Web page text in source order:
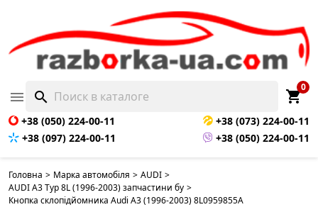
 search shopping_cart
0
+38 (050) 224-00-11
+38 (073) 224-00-11
+38 (097) 224-00-11
+38 (050) 224-00-11
Головна > Марка автомобіля > AUDI >
AUDI A3 Typ 8L (1996-2003) запчастини бу >
Кнопка склопідйомника Audi A3 (1996-2003) 8L0959855A